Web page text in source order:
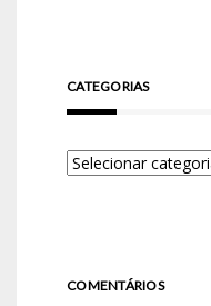
CATEGORIAS
COMENTÁRIOS